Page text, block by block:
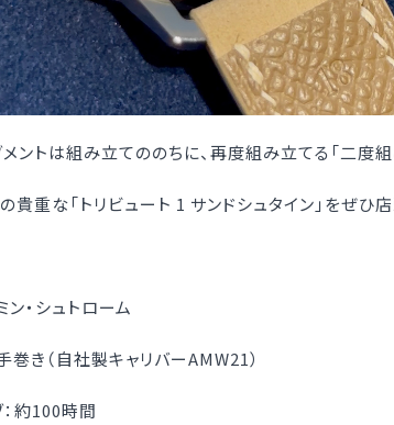
ントは組み立てののちに、再度組み立てる「二度
重な「トリビュート 1 サンドシュタイン」をぜひ
ン・シュトローム
巻き（自社製キャリバーAMW21）
約100時間